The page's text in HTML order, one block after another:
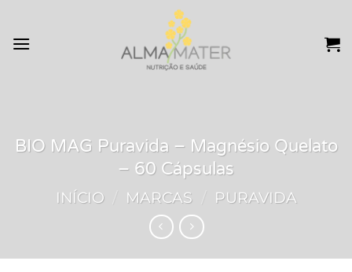
content
BIO MAG Puravida – Magnésio Quelato
– 60 Cápsulas
INÍCIO / MARCAS / PURAVIDA